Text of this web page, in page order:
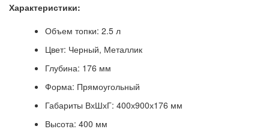
Характеристики:
Объем топки: 2.5 л
Цвет: Черный, Металлик
Глубина: 176 мм
Форма: Прямоугольный
Габариты ВхШхГ: 400х900х176 мм
Высота: 400 мм